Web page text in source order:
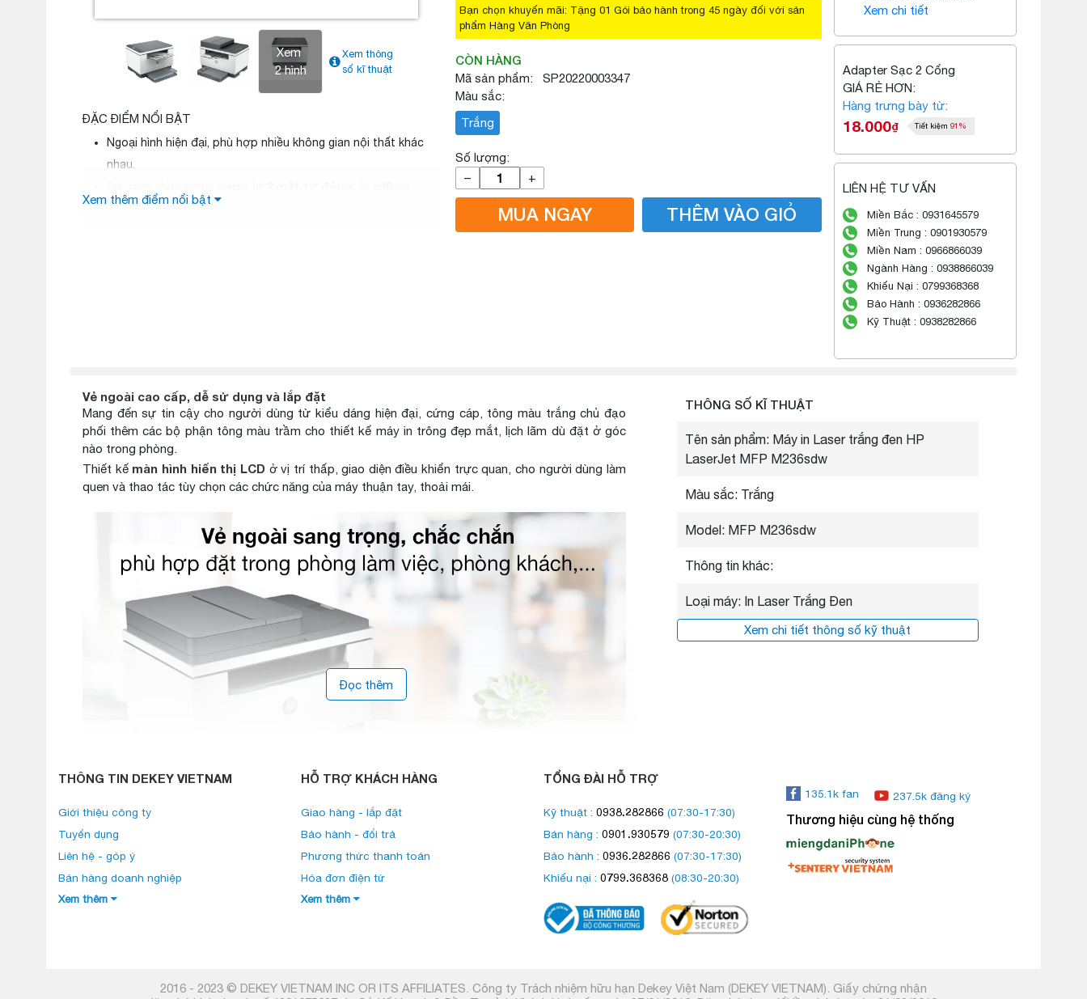
Xem
2 hình
Xem thông
số kĩ thuật
ĐẶC ĐIỂM NỔI BẬT
Ngoại hình hiện đại, phù hợp nhiều không gian nội thất khác
nhau.
scan
Xem thêm điểm nổi bật
Bạn chọn khuyến mãi: Tặng 01 Gói bảo hành trong 45 ngày đối với sản
phẩm Hàng Văn Phòng
CÒN HÀNG
Mã sản phẩm: SP20220003347
Màu sắc:
Trắng
Số lượng:
–
+
MUA NGAY THÊM VÀO GIỎ
Xem chi tiết
Adapter Sạc 2 Cổng
GIÁ RẺ HƠN:
Hàng trưng bày từ:
18.000₫ Tiết kiệm 91%
LIÊN HỆ TƯ VẤN
Miền Bắc : 0931645579
Miền Trung : 0901930579
Miền Nam : 0966866039
Ngành Hàng : 0938866039
Khiếu Nại : 0799368368
Bảo Hành : 0936282866
Kỹ Thuật : 0938282866
Đọc thêm
Vẻ ngoài cao cấp, dễ sử dụng và lắp đặt
Mang đến sự tin cậy cho người dùng từ kiểu dáng hiện đại, cứng cáp, tông màu trắng chủ đạo
phối thêm các bộ phận tông màu trầm cho thiết kế máy in trông đẹp mắt, lịch lãm dù đặt ở góc
nào trong phòng.
Thiết kế màn hình hiển thị LCD ở vị trí thấp, giao diện điều khiển trực quan, cho người dùng làm
quen và thao tác tùy chọn các chức năng của máy thuận tay, thoải mái.
Tốc độ in mạnh mẽ
Mỗi phút máy in laser trắng đen xuất ra được29 trang in , công suất in tối đa trong cả tháng đạt
được đến20.000 trang
, cho năng suất công việc cao hơn. Bên cạnh đó, máy trang bị các chức
năngin 2 mặt tự động, in Wifi, scan, copy, cho bạn thêm nhiều lựa chọn để xử lý tài liệu phù
THÔNG SỐ KĨ THUẬT
Tên sản phẩm: Máy in Laser trắng đen HP
LaserJet MFP M236sdw
Màu sắc: Trắng
Model: MFP M236sdw
Thông tin khác:
Loại máy: In Laser Trắng Đen
Xem chi tiết thông số kỹ thuật
THÔNG TIN DEKEY VIETNAM
Giới thiệu công ty
Tuyển dụng
Liên hệ - góp ý
Bán hàng doanh nghiệp
Xem thêm
HỖ TRỢ KHÁCH HÀNG
Giao hàng - lắp đặt
Bảo hành - đổi trả
Phương thức thanh toán
Hóa đơn điện tử
Xem thêm
TỔNG ĐÀI HỖ TRỢ
Kỹ thuật : 0938.282866 (07:30-17:30)
Bán hàng : 0901.930579 (07:30-20:30)
Bảo hành : 0936.282866 (07:30-17:30)
Khiếu nại : 0799.368368 (08:30-20:30)
135.1k fan 237.5k đăng ký
Thương hiệu cùng hệ thống
2016 - 2023 © DEKEY VIETNAM INC OR ITS AFFILIATES. Công ty Trách nhiệm hữu hạn Dekey Việt Nam (DEKEY VIETNAM). Giấy chứng nhận